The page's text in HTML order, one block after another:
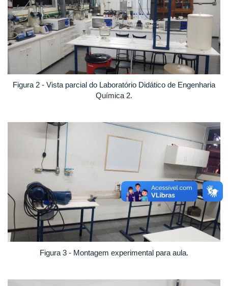
Figura 2 - Vista parcial do Laboratório Didático de Engenharia
Química 2.
Figura 3 - Montagem experimental para aula.